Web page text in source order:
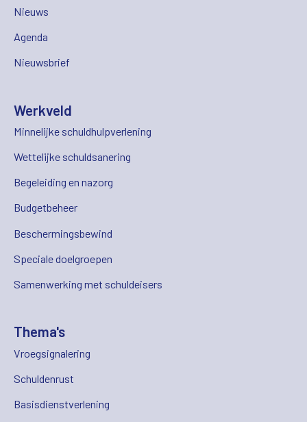
Nieuws
Agenda
Nieuwsbrief
Werkveld
Minnelijke schuldhulpverlening
Wettelijke schuldsanering
Begeleiding en nazorg
Budgetbeheer
Beschermingsbewind
Speciale doelgroepen
Samenwerking met schuldeisers
Thema's
Vroegsignalering
Schuldenrust
Basisdienstverlening